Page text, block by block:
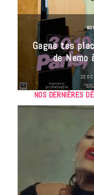
Gagne tes
de Nemo
22
NOS DERNIÈRES